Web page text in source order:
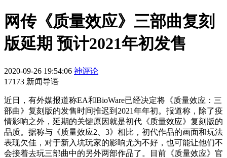
网传《质量效应》三部曲复刻
版延期 预计2021年初发售
2020-09-26 19:54:06 神评论
17173 新闻导语
近日，有外媒报道称EA和BioWare已经决定将《质量效应：三
部曲》复刻版的发售时间推迟到2021年年初。报道称，除了疫
情影响之外，延期的关键原因就是初代《质量效应》复刻版的
品质。据称与《质量效应2、3》相比，初代作品的画面和玩法
表现欠佳，对于新入坑玩家的影响尤为不好，也可能让他们不
会接着去玩三部曲中的另外两部作品了。目前《质量效应》官